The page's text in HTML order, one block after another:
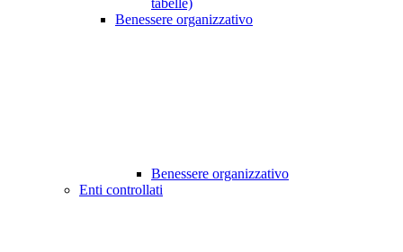
tabelle)
Benessere organizzativo
Benessere organizzativo
Enti controllati